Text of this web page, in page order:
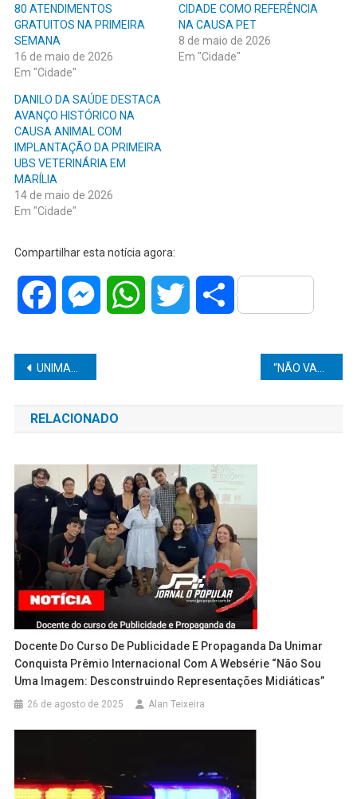
80 ATENDIMENTOS
GRATUITOS NA PRIMEIRA
SEMANA
16 de maio de 2026
Em "Cidade"
CIDADE COMO REFERÊNCIA
NA CAUSA PET
8 de maio de 2026
Em "Cidade"
DANILO DA SAÚDE DESTACA
AVANÇO HISTÓRICO NA
CAUSA ANIMAL COM
IMPLANTAÇÃO DA PRIMEIRA
UBS VETERINÁRIA EM
MARÍLIA
14 de maio de 2026
Em "Cidade"
Compartilhar esta notícia agora:
Facebook MessengerWhatsAppTwitter Share
Navegação
de
Post
UNIMAR REÚNE GRANDES NOMES DO DIREITO, AGRONEGÓCIO E SEGURANÇA PÚBLICA NA XXXIII SEMANA JURÍDICA EM MARÍLIA
RELACIONADO
Docente Do Curso De Publicidade E Propaganda Da Unimar
Conquista Prêmio Internacional Com A Websérie “Não Sou
Uma Imagem: Desconstruindo Representações Midiáticas”
26 de agosto de 2025 Alan Teixeira